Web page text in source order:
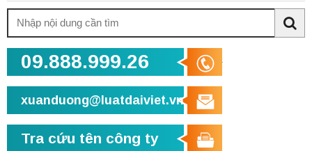
kiếm:
09.888.999.26
xuanduong@luatdaiviet.vn
Tra cứu tên công ty